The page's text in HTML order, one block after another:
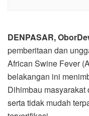
DENPASAR,
pemberitaan dan
African Swine Fever
belakangan ini
Dihimbau masyarakat
serta tidak mudah